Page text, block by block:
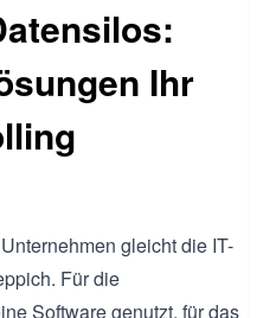
Ihr
gleicht die IT-
Für die
Software genutzt, für das